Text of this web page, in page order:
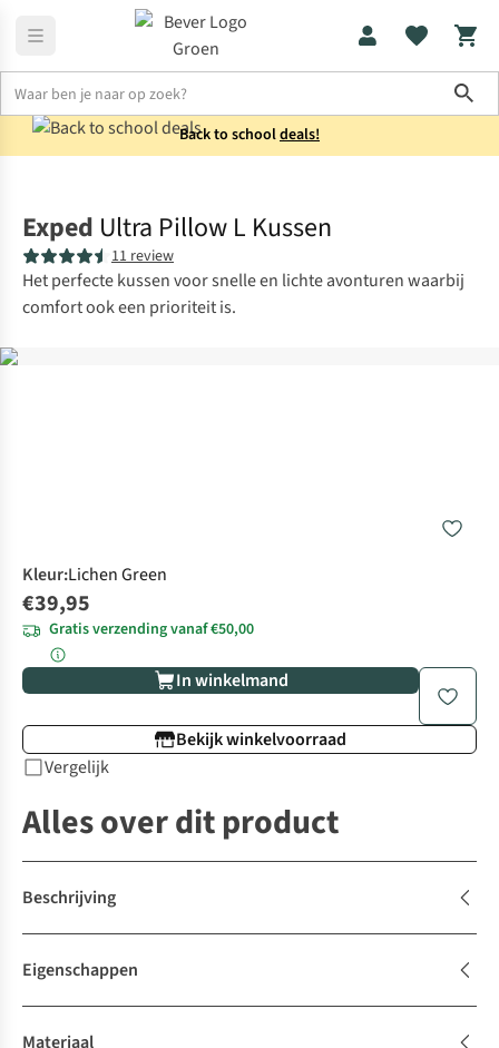
Back to schooldeals!
Exped Ultra Pillow L Kussen
11 review
Het perfecte kussen voor snelle en lichte avonturen waarbij
comfort ook een prioriteit is.
Kleur:Lichen Green
€39,95
Gratis verzending vanaf €50,00
In winkelmand
Bekijk winkelvoorraad
Vergelijk
Alles over dit product
Beschrijving
Eigenschappen
Materiaal